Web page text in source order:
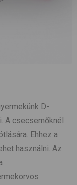
D-
A csecsemőknél
Ehhez a
használni. Az